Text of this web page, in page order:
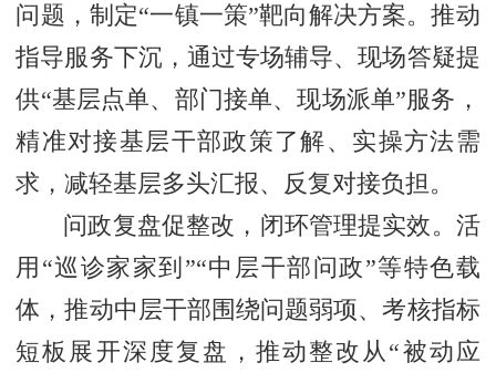
问题，制定“一镇一策”靶向解决方案。推动
指导服务下沉，通过专场辅导、现场答疑提
供“基层点单、部门接单、现场派单”服务，
精准对接基层干部政策了解、实操方法需
求，减轻基层多头汇报、反复对接负担。
问政复盘促整改，闭环管理提实效。活
用“巡诊家家到”“中层干部问政”等特色载
体，推动中层干部围绕问题弱项、考核指标
短板展开深度复盘，推动整改从“被动应